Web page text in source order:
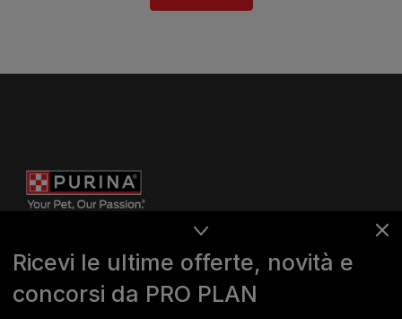
Ricevi le ultime offerte, novità e
concorsi da PRO PLAN